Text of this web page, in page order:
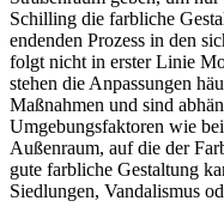
Schilling die farbliche
endenden Prozess in den
folgt nicht in erster Linie
stehen die Anpassungen
Maßnahmen und sind
Umgebungsfaktoren wie
Außenraum, auf die der
gute farbliche Gestaltung
Siedlungen, Vandalismus